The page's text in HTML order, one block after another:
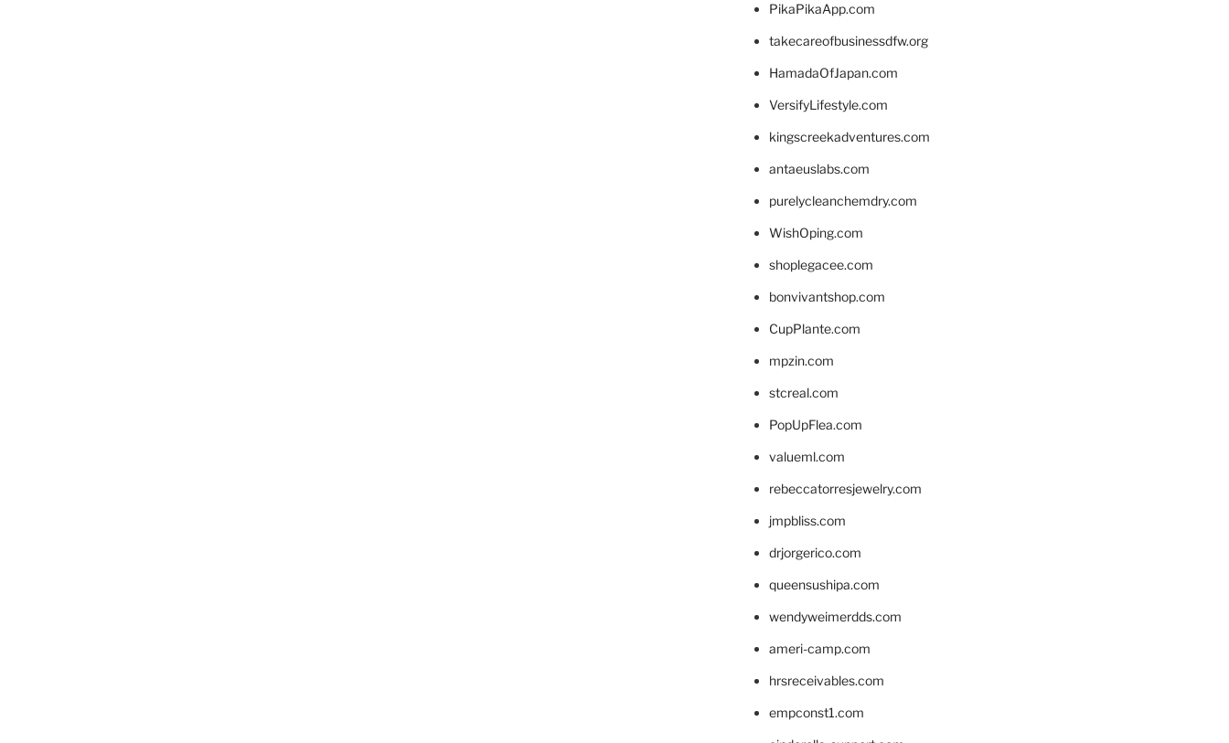
PikaPikaApp.com
takecareofbusinessdfw.org
HamadaOfJapan.com
VersifyLifestyle.com
kingscreekadventures.com
antaeuslabs.com
purelycleanchemdry.com
WishOping.com
shoplegacee.com
bonvivantshop.com
CupPlante.com
mpzin.com
stcreal.com
PopUpFlea.com
valueml.com
rebeccatorresjewelry.com
jmpbliss.com
drjorgerico.com
queensushipa.com
wendyweimerdds.com
ameri-camp.com
hrsreceivables.com
empconst1.com